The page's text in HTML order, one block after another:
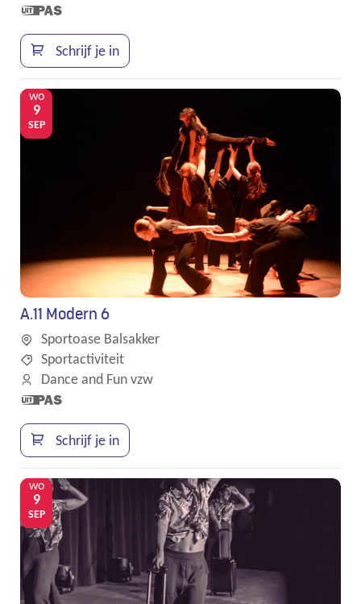
Dit is een
UiTPAS
activiteit.Schrijf je in
wo
9
SEP
A.11 Modern 6
Sportoase Balsakker
Sportactiviteit
Dance and Fun vzw
Dit is een
UiTPAS
activiteit.Schrijf je in
wo
9
SEP